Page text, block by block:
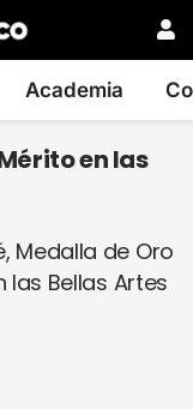
Academia
en las
Medalla de Oro
las Bellas Artes